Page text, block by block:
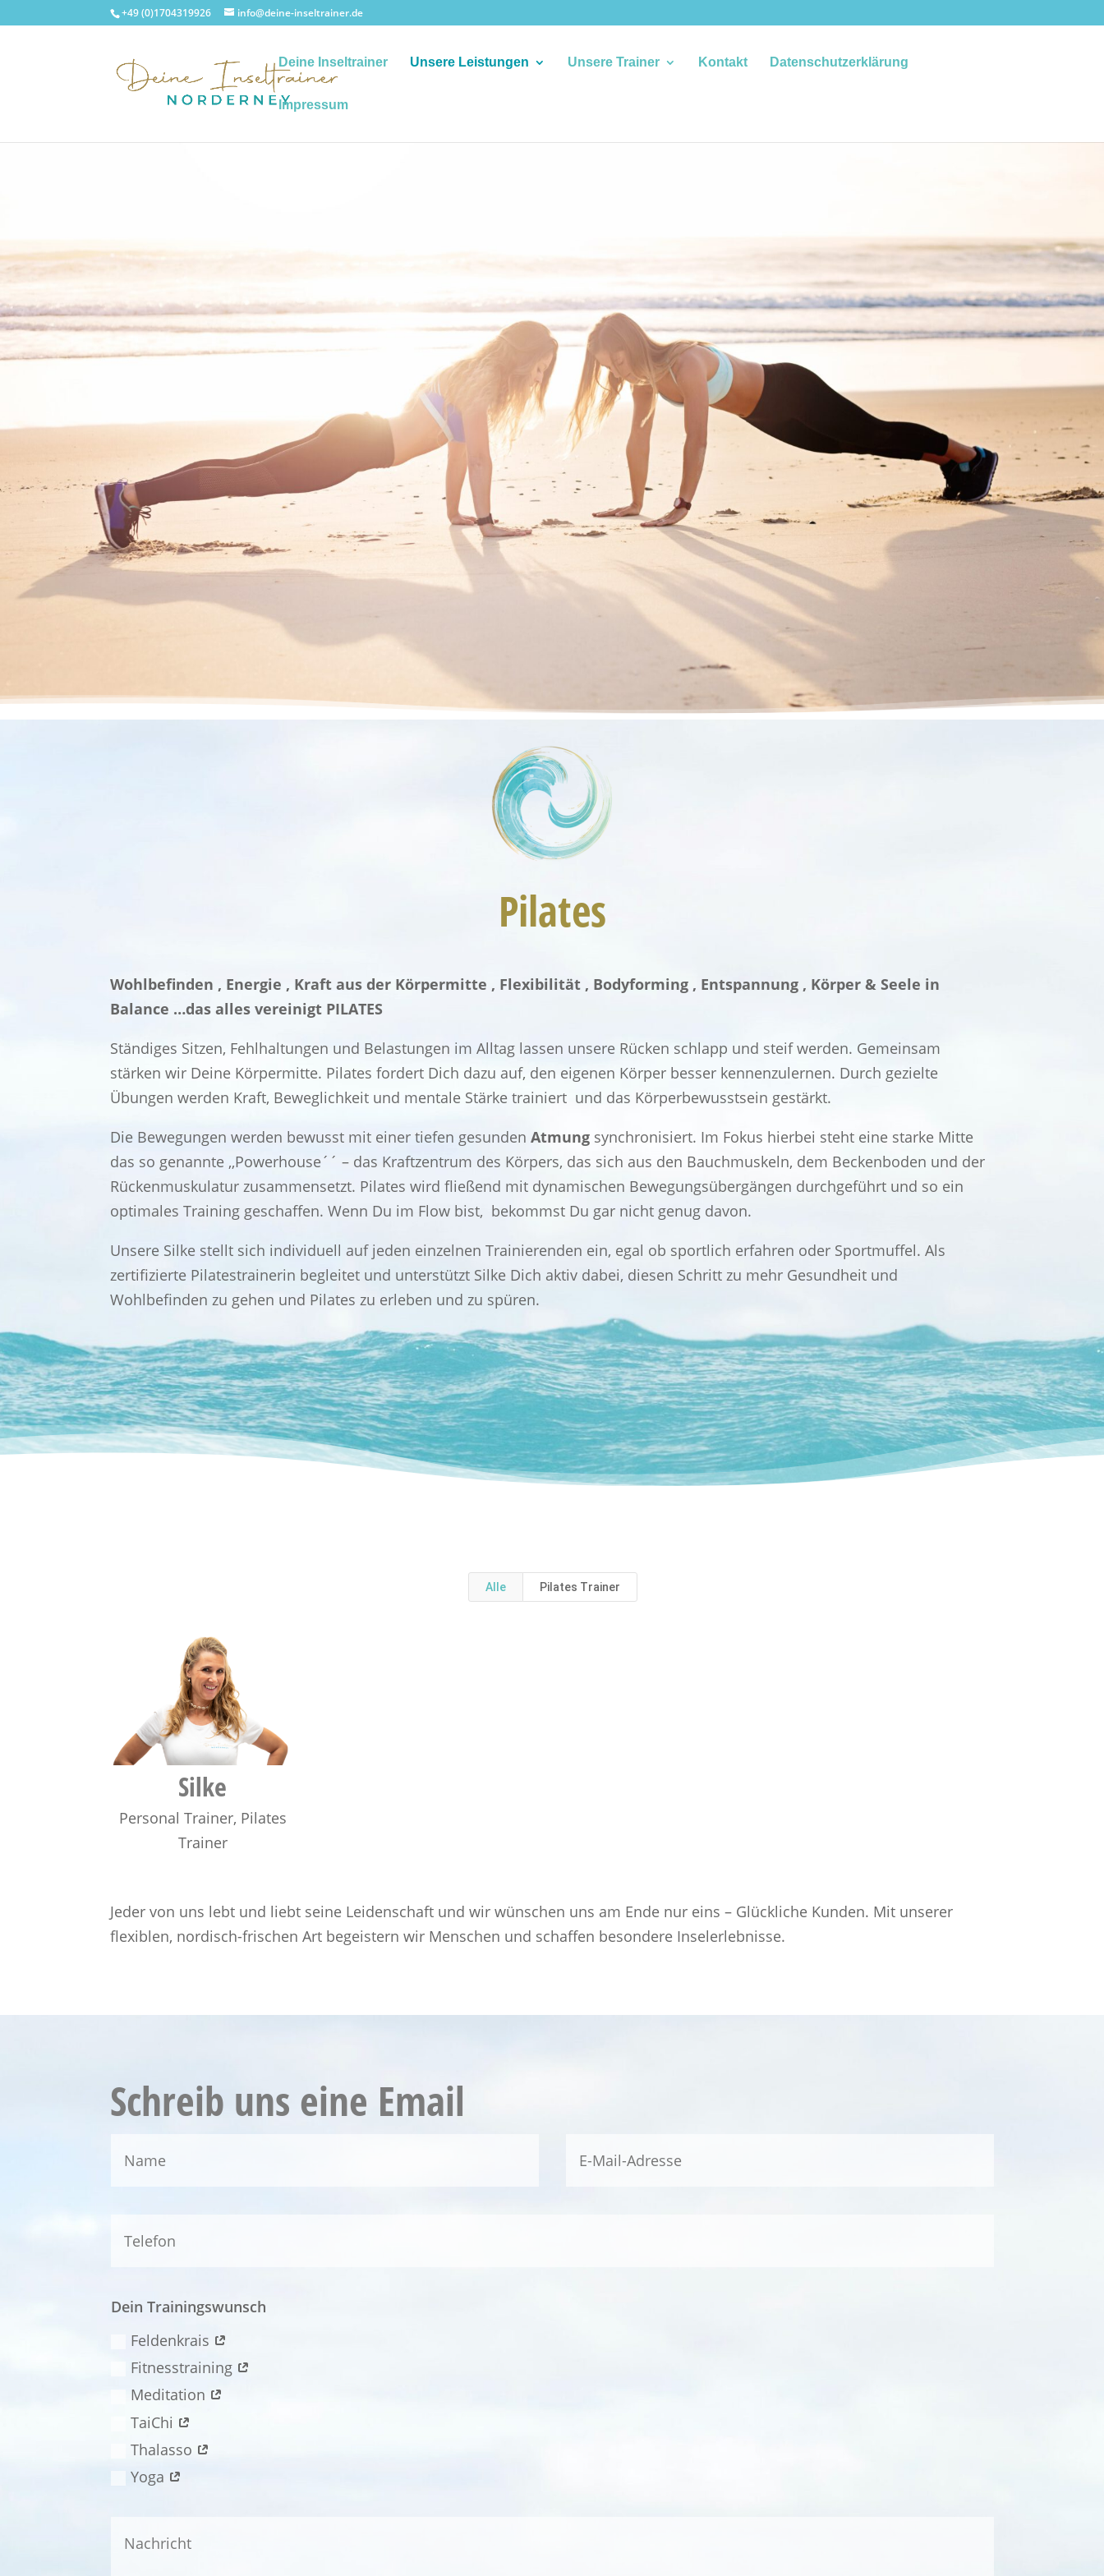
+49 (0)1704319926 info@deine-inseltrainer.de
Deine Inseltrainer Unsere Leistungen Unsere Trainer Kontakt Datenschutzerklärung
Impressum
Pilates
Wohlbefinden , Energie , Kraft aus der Körpermitte , Flexibilität , Bodyforming , Entspannung , Körper & Seele in
Balance …das alles vereinigt PILATES
Ständiges Sitzen, Fehlhaltungen und Belastungen im Alltag lassen unsere Rücken schlapp und steif werden. Gemeinsam
stärken wir Deine Körpermitte. Pilates fordert Dich dazu auf, den eigenen Körper besser kennenzulernen. Durch gezielte
Übungen werden Kraft, Beweglichkeit und mentale Stärke trainiert und das Körperbewusstsein gestärkt.
Die Bewegungen werden bewusst mit einer tiefen gesundenAtmung synchronisiert. Im Fokus hierbei steht eine starke Mitte
das so genannte ,,Powerhouse´´ – das Kraftzentrum des Körpers, das sich aus den Bauchmuskeln, dem Beckenboden und der
Rückenmuskulatur zusammensetzt. Pilates wird fließend mit dynamischen Bewegungsübergängen durchgeführt und so ein
optimales Training geschaffen. Wenn Du im Flow bist, bekommst Du gar nicht genug davon.
Unsere Silke stellt sich individuell auf jeden einzelnen Trainierenden ein, egal ob sportlich erfahren oder Sportmuffel. Als
zertifizierte Pilatestrainerin begleitet und unterstützt Silke Dich aktiv dabei, diesen Schritt zu mehr Gesundheit und
Wohlbefinden zu gehen und Pilates zu erleben und zu spüren.
Alle Pilates Trainer
Silke
Personal Trainer, Pilates
Trainer
Jeder von uns lebt und liebt seine Leidenschaft und wir wünschen uns am Ende nur eins – Glückliche Kunden. Mit unserer
flexiblen, nordisch-frischen Art begeistern wir Menschen und schaffen besondere Inselerlebnisse.
Schreib uns eine Email
Dein Trainingswunsch
Feldenkrais
Fitnesstraining
Meditation
TaiChi
Thalasso
Yoga